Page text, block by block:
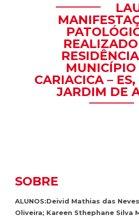
MUNICÍPIO
CARIACICA –
JARDIM DE
SOBRE
ALUNOS:Deivid Mathias das
Oliveira; Kareen Sthephane Silva